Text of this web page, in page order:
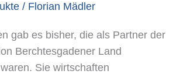
/ Florian Mädler
gab es bisher, die als Partner der
Berchtesgadener Land
Sie wirtschaften